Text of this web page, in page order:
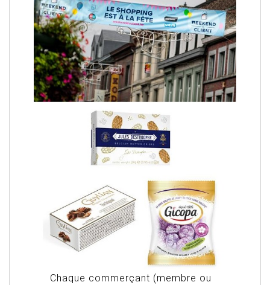
Chaque commerçant (membre ou